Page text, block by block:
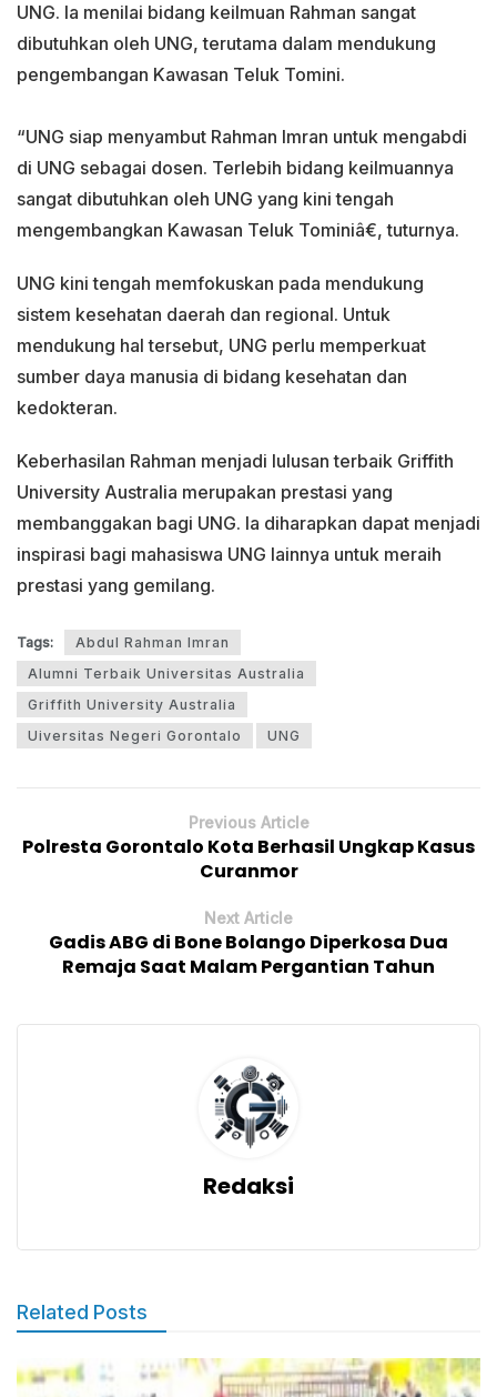
UNG. Ia menilai bidang keilmuan Rahman sangat
dibutuhkan oleh UNG, terutama dalam mendukung
pengembangan Kawasan Teluk Tomini.
“UNG siap menyambut Rahman Imran untuk mengabdi
di UNG sebagai dosen. Terlebih bidang keilmuannya
sangat dibutuhkan oleh UNG yang kini tengah
mengembangkan Kawasan Teluk Tominiâ€, tuturnya.
UNG kini tengah memfokuskan pada mendukung
sistem kesehatan daerah dan regional. Untuk
mendukung hal tersebut, UNG perlu memperkuat
sumber daya manusia di bidang kesehatan dan
kedokteran.
Keberhasilan Rahman menjadi lulusan terbaik Griffith
University Australia merupakan prestasi yang
membanggakan bagi UNG. Ia diharapkan dapat menjadi
inspirasi bagi mahasiswa UNG lainnya untuk meraih
prestasi yang gemilang.
Tags:
Abdul Rahman Imran
Alumni Terbaik Universitas Australia
Griffith University Australia
Uiversitas Negeri Gorontalo
UNG
Previous Article
Polresta Gorontalo Kota Berhasil Ungkap Kasus
Curanmor
Next Article
Gadis ABG di Bone Bolango Diperkosa Dua
Remaja Saat Malam Pergantian Tahun
Redaksi
Related Posts